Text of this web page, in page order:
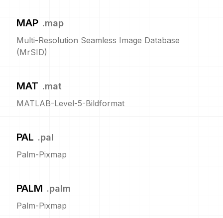
MAP .map
Multi-Resolution Seamless Image Database
(MrSID)
MAT .mat
MATLAB-Level-5-Bildformat
PAL .pal
Palm-Pixmap
PALM .palm
Palm-Pixmap